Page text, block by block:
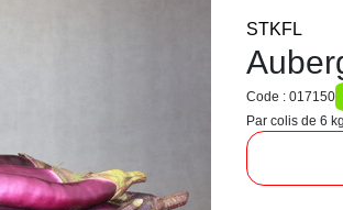
STKFL
Code : 017150
Par colis de 6 kg